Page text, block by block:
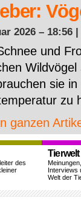
2026 – 18:56 |
und
sie
zu
ganzen
des
Tierwelt
Interviews
Welt der